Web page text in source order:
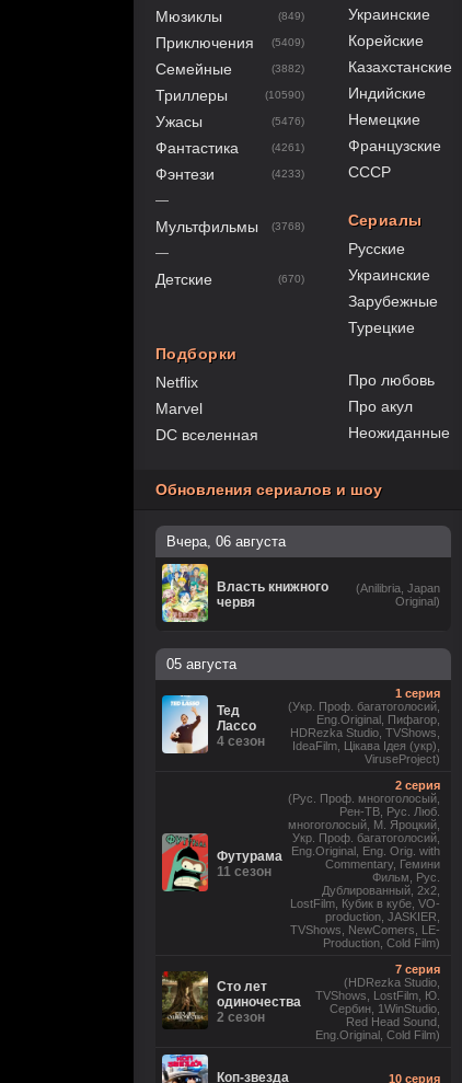
Мюзиклы (849)
Приключения (5409)
Семейные (3882)
Триллеры (10590)
Ужасы (5476)
Фантастика (4261)
Фэнтези (4233)
—
Мультфильмы (3768)
—
Детские (670)
Подборки
Netflix
Marvel
DC вселенная
Украинские
Корейские
Казахстанские
Индийские
Немецкие
Французские
СССР
Сериалы
Русские
Украинские
Зарубежные
Турецкие
Про любовь
Про акул
Неожиданные
Обновления сериалов и шоу
Вчера, 06 августа
Власть книжного
червя
(Anilibria, Japan
Original)
05 августа
Тед
Лассо
4 сезон
1 серия
(Укр. Проф. багатоголосий,
Eng.Original, Пифагор,
HDRezka Studio, TVShows,
IdeaFilm, Цікава Ідея (укр),
ViruseProject)
Футурама
11 сезон
2 серия
(Рус. Проф. многоголосый,
Рен-ТВ, Рус. Люб.
многоголосый, М. Яроцкий,
Укр. Проф. багатоголосий,
Eng.Original, Eng. Orig. with
Commentary, Гемини
Фильм, Рус.
Дублированный, 2x2,
LostFilm, Кубик в кубе, VO-
production, JASKIER,
TVShows, NewComers, LE-
Production, Cold Film)
Сто лет
одиночества
2 сезон
7 серия
(HDRezka Studio,
TVShows, LostFilm, Ю.
Сербин, 1WinStudio,
Red Head Sound,
Eng.Original, Cold Film)
Коп-звезда
10 серия